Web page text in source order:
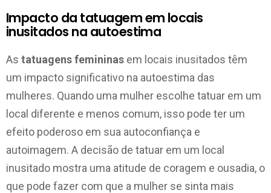
Impacto da tatuagem em locais
inusitados na autoestima
As tatuagens femininas em locais inusitados têm
um impacto significativo na autoestima das
mulheres. Quando uma mulher escolhe tatuar em um
local diferente e menos comum, isso pode ter um
efeito poderoso em sua autoconfiança e
autoimagem. A decisão de tatuar em um local
inusitado mostra uma atitude de coragem e ousadia, o
que pode fazer com que a mulher se sinta mais